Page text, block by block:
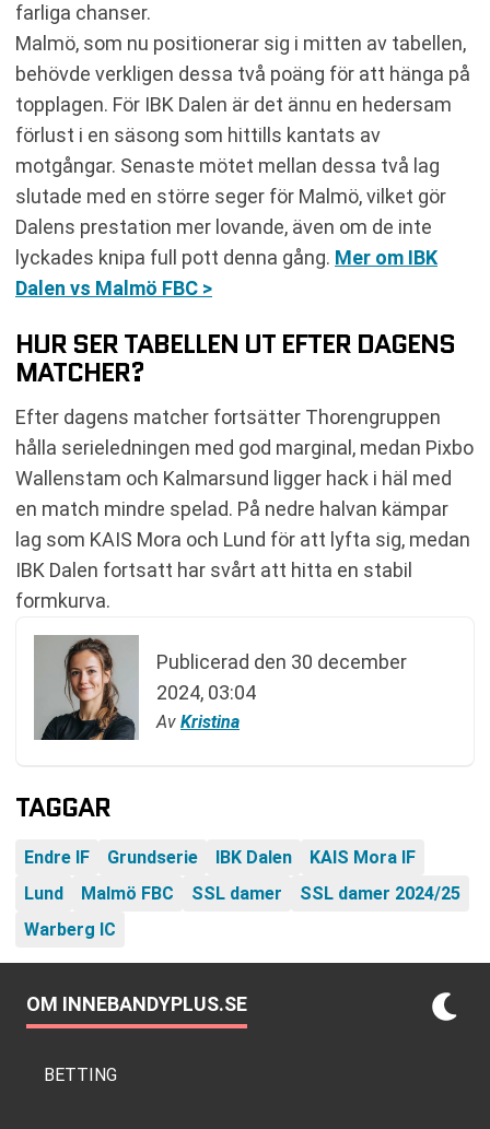
farliga chanser.
Malmö, som nu positionerar sig i mitten av tabellen,
behövde verkligen dessa två poäng för att hänga på
topplagen. För IBK Dalen är det ännu en hedersam
förlust i en säsong som hittills kantats av
motgångar. Senaste mötet mellan dessa två lag
slutade med en större seger för Malmö, vilket gör
Dalens prestation mer lovande, även om de inte
lyckades knipa full pott denna gång. Mer om IBK
Dalen vs Malmö FBC >
HUR SER TABELLEN UT EFTER DAGENS
MATCHER?
Efter dagens matcher fortsätter Thorengruppen
hålla serieledningen med god marginal, medan Pixbo
Wallenstam och Kalmarsund ligger hack i häl med
en match mindre spelad. På nedre halvan kämpar
lag som KAIS Mora och Lund för att lyfta sig, medan
IBK Dalen fortsatt har svårt att hitta en stabil
formkurva.
Publicerad den 30 december
2024, 03:04
Av Kristina
TAGGAR
Endre IF Grundserie IBK Dalen
KAIS Mora IF
Lund
Malmö FBC SSL damer
SSL damer 2024/25
Warberg IC
OM INNEBANDYPLUS.SE
BETTING